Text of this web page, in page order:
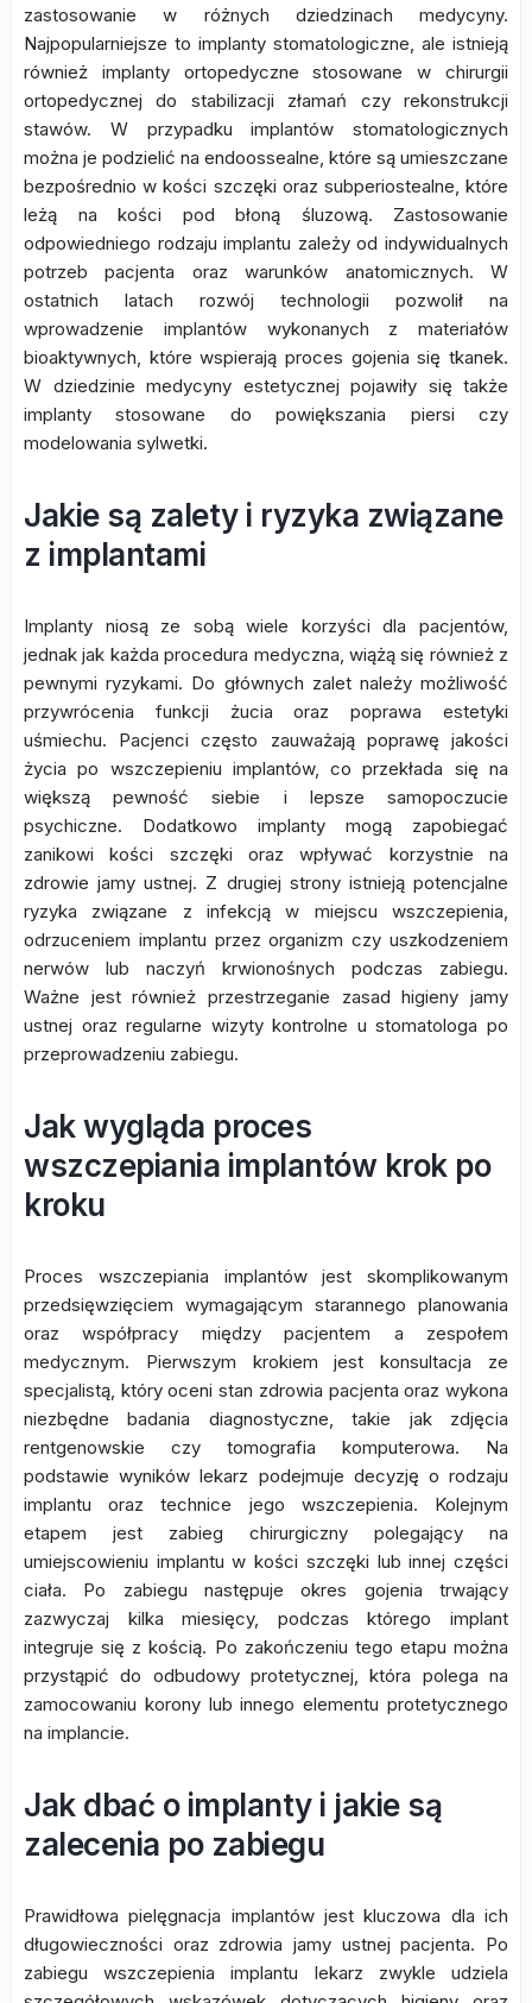
zastosowanie w różnych dziedzinach medycyny.
Najpopularniejsze to implanty stomatologiczne, ale istnieją
również implanty ortopedyczne stosowane w chirurgii
ortopedycznej do stabilizacji złamań czy rekonstrukcji
stawów. W przypadku implantów stomatologicznych
można je podzielić na endoossealne, które są umieszczane
bezpośrednio w kości szczęki oraz subperiostealne, które
leżą na kości pod błoną śluzową. Zastosowanie
odpowiedniego rodzaju implantu zależy od indywidualnych
potrzeb pacjenta oraz warunków anatomicznych. W
ostatnich latach rozwój technologii pozwolił na
wprowadzenie implantów wykonanych z materiałów
bioaktywnych, które wspierają proces gojenia się tkanek.
W dziedzinie medycyny estetycznej pojawiły się także
implanty stosowane do powiększania piersi czy
modelowania sylwetki.
Jakie są zalety i ryzyka związane
z implantami
Implanty niosą ze sobą wiele korzyści dla pacjentów,
jednak jak każda procedura medyczna, wiążą się również z
pewnymi ryzykami. Do głównych zalet należy możliwość
przywrócenia funkcji żucia oraz poprawa estetyki
uśmiechu. Pacjenci często zauważają poprawę jakości
życia po wszczepieniu implantów, co przekłada się na
większą pewność siebie i lepsze samopoczucie
psychiczne. Dodatkowo implanty mogą zapobiegać
zanikowi kości szczęki oraz wpływać korzystnie na
zdrowie jamy ustnej. Z drugiej strony istnieją potencjalne
ryzyka związane z infekcją w miejscu wszczepienia,
odrzuceniem implantu przez organizm czy uszkodzeniem
nerwów lub naczyń krwionośnych podczas zabiegu.
Ważne jest również przestrzeganie zasad higieny jamy
ustnej oraz regularne wizyty kontrolne u stomatologa po
przeprowadzeniu zabiegu.
Jak wygląda proces
wszczepiania implantów krok po
kroku
Proces wszczepiania implantów jest skomplikowanym
przedsięwzięciem wymagającym starannego planowania
oraz współpracy między pacjentem a zespołem
medycznym. Pierwszym krokiem jest konsultacja ze
specjalistą, który oceni stan zdrowia pacjenta oraz wykona
niezbędne badania diagnostyczne, takie jak zdjęcia
rentgenowskie czy tomografia komputerowa. Na
podstawie wyników lekarz podejmuje decyzję o rodzaju
implantu oraz technice jego wszczepienia. Kolejnym
etapem jest zabieg chirurgiczny polegający na
umiejscowieniu implantu w kości szczęki lub innej części
ciała. Po zabiegu następuje okres gojenia trwający
zazwyczaj kilka miesięcy, podczas którego implant
integruje się z kością. Po zakończeniu tego etapu można
przystąpić do odbudowy protetycznej, która polega na
zamocowaniu korony lub innego elementu protetycznego
na implancie.
Jak dbać o implanty i jakie są
zalecenia po zabiegu
Prawidłowa pielęgnacja implantów jest kluczowa dla ich
długowieczności oraz zdrowia jamy ustnej pacjenta. Po
zabiegu wszczepienia implantu lekarz zwykle udziela